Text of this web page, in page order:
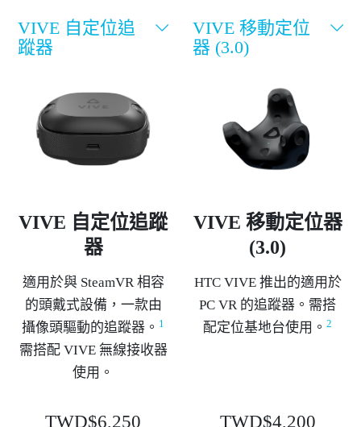
以
VIVE 自定位追
蹤器
VIVE 移動定位
器 (3.0)
VIVE 自定位追蹤
器
適用於與 SteamVR 相容
的頭戴式設備，一款由
攝像頭驅動的追蹤器。 1
需搭配 VIVE 無線接收器
使用。
VIVE 移動定位器
(3.0)
HTC VIVE 推出的適用於
PC VR 的追蹤器。需搭
配定位基地台使用。2
TWD$6,250 TWD$4,200